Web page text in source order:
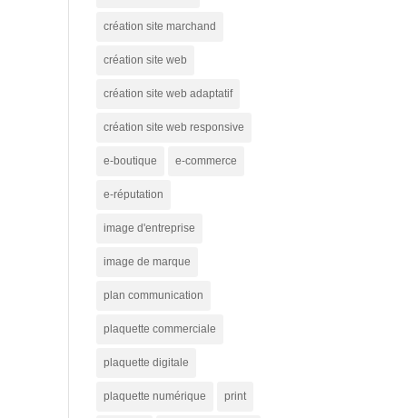
création site marchand
création site web
création site web adaptatif
création site web responsive
e-boutique e-commerce
e-réputation
image d'entreprise
image de marque
plan communication
plaquette commerciale
plaquette digitale
plaquette numérique print